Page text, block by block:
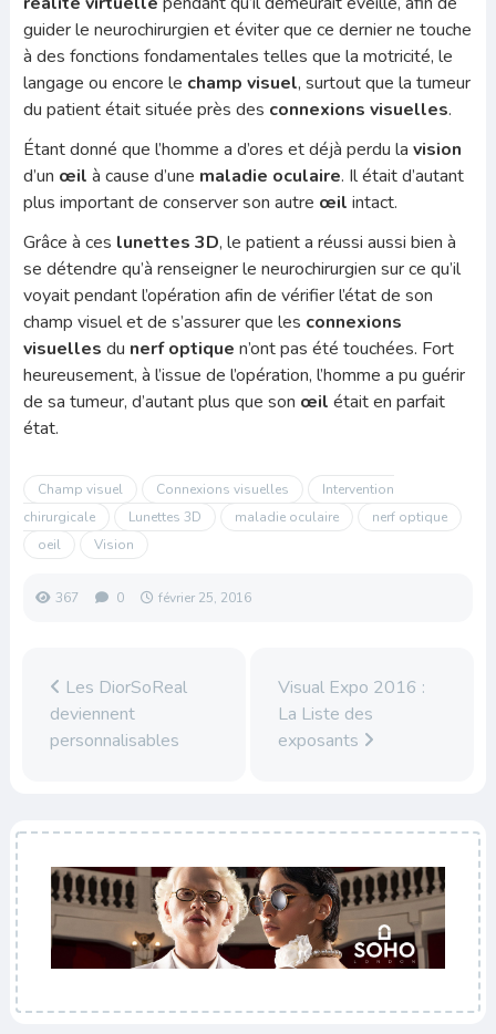
guider le neurochirurgien et éviter que ce dernier ne touche
à des fonctions fondamentales telles que la motricité, le
langage ou encore le champ visuel, surtout que la tumeur
du patient était située près des connexions visuelles.
Étant donné que l’homme a d’ores et déjà perdu la vision
d’un œil à cause d’une maladie oculaire. Il était d’autant
plus important de conserver son autre œil intact.
Grâce à ces lunettes 3D, le patient a réussi aussi bien à
se détendre qu’à renseigner le neurochirurgien sur ce qu’il
voyait pendant l’opération afin de vérifier l’état de son
champ visuel et de s’assurer que les connexions
visuelles du nerf optique n’ont pas été touchées. Fort
heureusement, à l’issue de l’opération, l’homme a pu guérir
de sa tumeur, d’autant plus que son œil était en parfait
état.
Champ visuel Connexions visuelles
Intervention
chirurgicale
Lunettes 3D maladie oculaire
nerf optique
oeil
Vision
367 0 février 25, 2016
Les DiorSoReal
deviennent
personnalisables
Visual Expo 2016 :
La Liste des
exposants